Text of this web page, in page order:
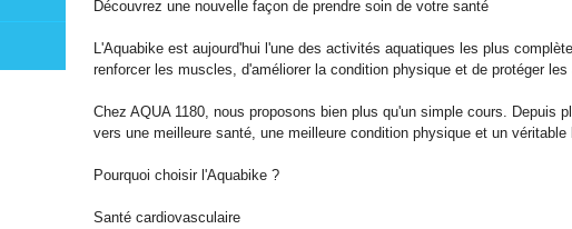
Découvrez une nouvelle façon de prendre soin de votre santé
L'Aquabike est aujourd'hui l'une des activités aquatiques les plus
renforcer les muscles, d'améliorer la condition physique et de protéger
Chez AQUA 1180, nous proposons bien plus qu'un simple cours. Depuis
vers une meilleure santé, une meilleure condition physique et un véritable
Pourquoi choisir l'Aquabike ?
Santé cardiovasculaire